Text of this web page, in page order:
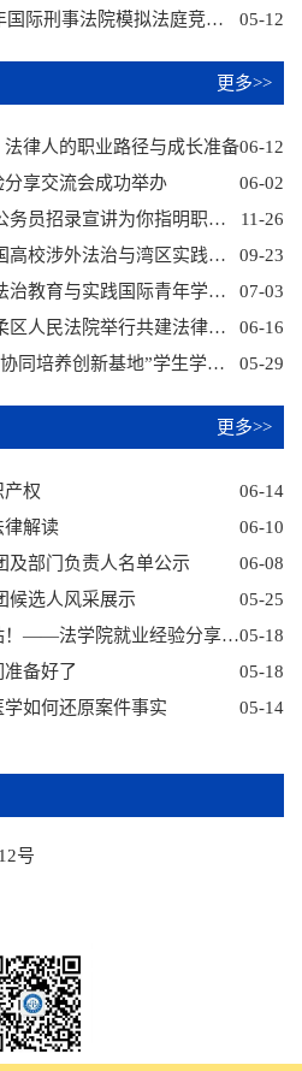
05-12
喜报 | 我院代表队在2026年国际刑事法院模拟法庭竞赛（中文赛）斩获全国二等奖及最佳辩护方律师奖
更多>>
06-12
律人的职业路径与成长准备
06-02
享交流会成功举办
11-26
朝阳法院走进国关！这场公务员招录宣讲为你指明职业方向
09-23
法学院学生参加第二届全国高校涉外法治与湾区实践夏令营
07-03
法学院学生应邀参加涉外法治教育与实践国际青年学术论坛
06-16
国际关系学院与北京市怀柔区人民法院举行共建法律实践教学基地签约揭牌仪式
05-29
活动回顾丨“涉外法治人才协同培养创新基地”学生学术活动顺利举办
更多>>
06-14
产权
06-10
律解读
06-08
及部门负责人名单公示
05-25
候选人风采展示
05-18
活动预告 | 法学生的下一站！——法学院就业经验分享交流会
05-18
备好了
05-14
如何还原案件事实
号